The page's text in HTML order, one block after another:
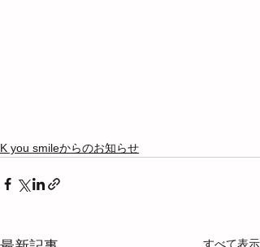
K you smileからのお知らせ
すべて表示